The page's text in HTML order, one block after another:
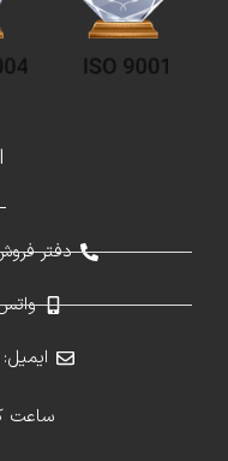
دفتر فروش و
واتس اپ:
ایمیل: info@zdesign1.com
ساعت کاری: 8